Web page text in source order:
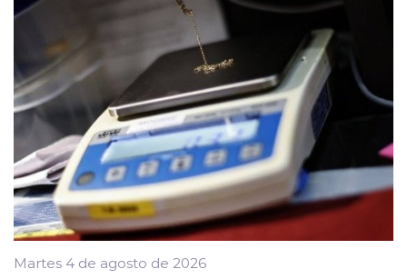
Martes 4 de agosto de 2026